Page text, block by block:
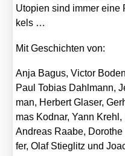
Uto­pien sind immer
kels …
Mit Geschich­ten von:
Anja Bagus, Vic­tor
Paul Tobi­as Dah­l­mann,
man, Her­bert Gla­ser,
mas Kod­nar, Yann
Andre­as Raa­be,
fer, Olaf Stieg­litz und